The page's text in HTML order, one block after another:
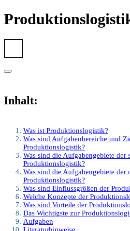
Inhalt:
Was ist Produktionslogistik?
Was sind Aufgabenbereiche und
Produktionslogistik?
Was sind die Aufgabengebiete der
Produktionslogistik?
Was sind die Aufgabengebiete der
Produktionslogistik?
Was sind Einflussgrößen der
Welche Konzepte der
Was sind Vorteile der
Das Wichtigste zur
Aufgaben